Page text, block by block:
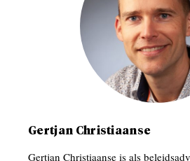
Gertjan Christiaanse
Gertjan Christiaanse is als